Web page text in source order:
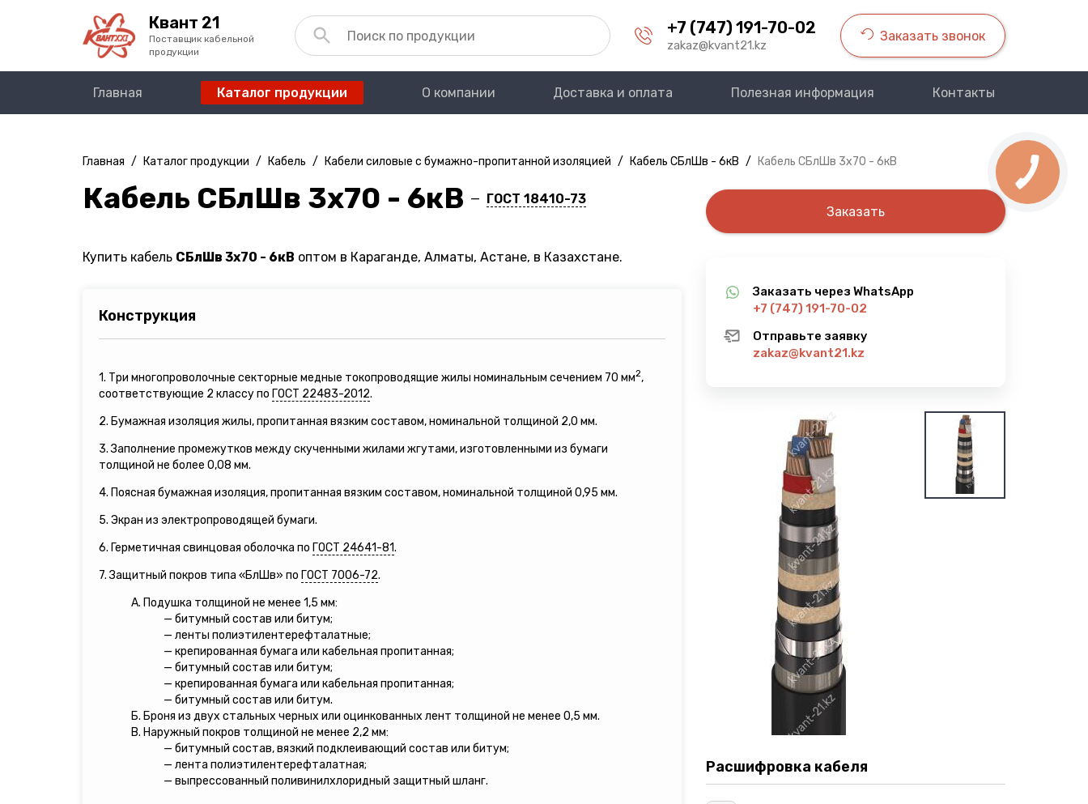
Квант 21
Поставщик кабельной
продукции
+7 (747) 191-70-02
zakaz@kvant21.kz
Заказать звонок
Главная Каталог продукции О компании Доставка и оплата Полезная информация Контакты
Главная / Каталог продукции / Кабель / Кабели силовые с бумажно-пропитанной изоляцией / Кабель СБлШв - 6кВ / Кабель СБлШв 3х70 - 6кВ
Кабель СБлШв 3х70 - 6кВ — ГОСТ 18410-73
Купить кабель СБлШв 3х70 - 6кВ оптом в Караганде, Алматы, Астане, в Казахстане.
Конструкция
1. Три многопроволочные секторные медные токопроводящие жилы номинальным сечением 70 мм2,
соответствующие 2 классу по ГОСТ 22483-2012.
2. Бумажная изоляция жилы, пропитанная вязким составом, номинальной толщиной 2,0 мм.
3. Заполнение промежутков между скученными жилами жгутами, изготовленными из бумаги
толщиной не более 0,08 мм.
4. Поясная бумажная изоляция, пропитанная вязким составом, номинальной толщиной 0,95 мм.
5. Экран из электропроводящей бумаги.
6. Герметичная свинцовая оболочка по ГОСТ 24641-81.
7. Защитный покров типа «БлШв» по ГОСТ 7006-72.
А. Подушка толщиной не менее 1,5 мм:
— битумный состав или битум;
— ленты полиэтилентерефталатные;
— крепированная бумага или кабельная пропитанная;
— битумный состав или битум;
— крепированная бумага или кабельная пропитанная;
— битумный состав или битум.
Б. Броня из двух стальных черных или оцинкованных лент толщиной не менее 0,5 мм.
В. Наружный покров толщиной не менее 2,2 мм:
— битумный состав, вязкий подклеивающий состав или битум;
— лента полиэтилентерефталатная;
— выпрессованный поливинилхлоридный защитный шланг.
Заказать
Заказать через WhatsApp
+7 (747) 191-70-02
Отправьте заявку
zakaz@kvant21.kz
Расшифровка кабеля